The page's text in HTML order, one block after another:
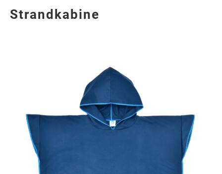
Strandkabine